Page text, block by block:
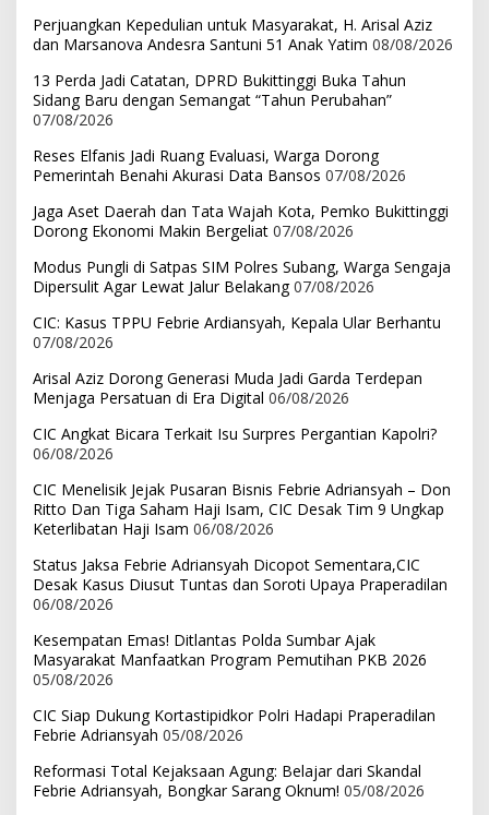
Perjuangkan Kepedulian untuk Masyarakat, H. Arisal Aziz
dan Marsanova Andesra Santuni 51 Anak Yatim 08/08/2026
13 Perda Jadi Catatan, DPRD Bukittinggi Buka Tahun
Sidang Baru dengan Semangat “Tahun Perubahan”
07/08/2026
Reses Elfanis Jadi Ruang Evaluasi, Warga Dorong
Pemerintah Benahi Akurasi Data Bansos 07/08/2026
Jaga Aset Daerah dan Tata Wajah Kota, Pemko Bukittinggi
Dorong Ekonomi Makin Bergeliat 07/08/2026
Modus Pungli di Satpas SIM Polres Subang, Warga Sengaja
Dipersulit Agar Lewat Jalur Belakang 07/08/2026
CIC: Kasus TPPU Febrie Ardiansyah, Kepala Ular Berhantu
07/08/2026
Arisal Aziz Dorong Generasi Muda Jadi Garda Terdepan
Menjaga Persatuan di Era Digital 06/08/2026
CIC Angkat Bicara Terkait Isu Surpres Pergantian Kapolri?
06/08/2026
CIC Menelisik Jejak Pusaran Bisnis Febrie Adriansyah – Don
Ritto Dan Tiga Saham Haji Isam, CIC Desak Tim 9 Ungkap
Keterlibatan Haji Isam 06/08/2026
Status Jaksa Febrie Adriansyah Dicopot Sementara,CIC
Desak Kasus Diusut Tuntas dan Soroti Upaya Praperadilan
06/08/2026
Kesempatan Emas! Ditlantas Polda Sumbar Ajak
Masyarakat Manfaatkan Program Pemutihan PKB 2026
05/08/2026
CIC Siap Dukung Kortastipidkor Polri Hadapi Praperadilan
Febrie Adriansyah 05/08/2026
Reformasi Total Kejaksaan Agung: Belajar dari Skandal
Febrie Adriansyah, Bongkar Sarang Oknum! 05/08/2026